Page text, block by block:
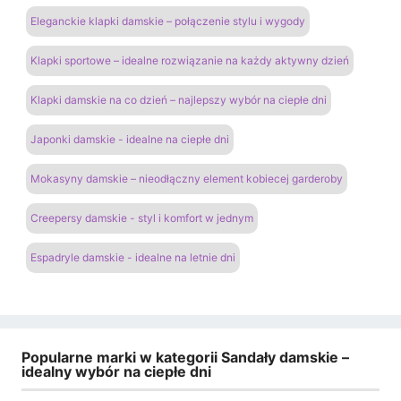
Eleganckie klapki damskie – połączenie stylu i wygody
Klapki sportowe – idealne rozwiązanie na każdy aktywny dzień
Klapki damskie na co dzień – najlepszy wybór na ciepłe dni
Japonki damskie - idealne na ciepłe dni
Mokasyny damskie – nieodłączny element kobiecej garderoby
Creepersy damskie - styl i komfort w jednym
Espadryle damskie - idealne na letnie dni
Popularne marki w kategorii Sandały damskie –
idealny wybór na ciepłe dni